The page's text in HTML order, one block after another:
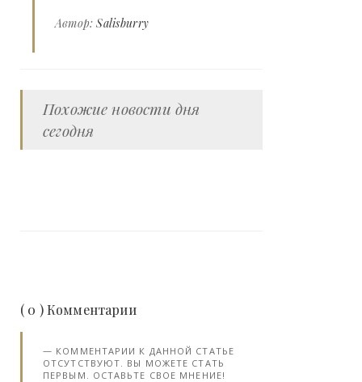
Автор:Salisburry
Похожие новости дня
сегодня
( 0 ) Комментарии
КОММЕНТАРИИ К ДАННОЙ СТАТЬЕ
ОТСУТСТВУЮТ. ВЫ МОЖЕТЕ СТАТЬ
ПЕРВЫМ. ОСТАВЬТЕ СВОЕ МНЕНИЕ!